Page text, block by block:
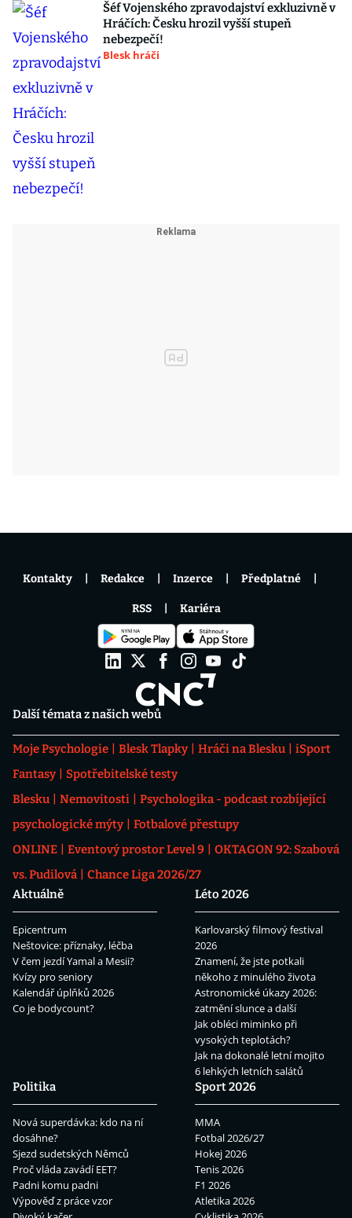
Šéf Vojenského zpravodajství exkluzivně v
Hráčích: Česku hrozil vyšší stupeň
nebezpečí!
Blesk hráči
Další témata z našich webů
Moje Psychologie Blesk Tlapky Hráči na Blesku
iSport
Fantasy
Spotřebitelské testy
Blesku
Nemovitosti
Psychologika - podcast rozbíjející
psychologické mýty
Fotbalové přestupy
ONLINE
Eventový prostor Level 9
OKTAGON 92: Szabová
vs. Pudilová
Chance Liga 2026/27
Aktuálně
Epicentrum
Neštovice: příznaky, léčba
V čem jezdí Yamal a Mesii?
Kvízy pro seniory
Kalendář úplňků 2026
Co je bodycount?
Léto 2026
Karlovarský filmový festival
2026
Znamení, že jste potkali
někoho z minulého života
Astronomické úkazy 2026:
zatmění slunce a další
Jak obléci miminko při
vysokých teplotách?
Jak na dokonalé letní mojito
6 lehkých letních salátů
Politika
Nová superdávka: kdo na ní
dosáhne?
Sjezd sudetských Němců
Proč vláda zavádí EET?
Padni komu padni
Výpověď z práce vzor
Sport 2026
MMA
Fotbal 2026/27
Hokej 2026
Tenis 2026
F1 2026
Atletika 2026
Kontakty Redakce Inzerce Předplatné
RSS Kariéra